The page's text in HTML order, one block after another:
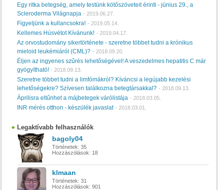
Egy ritka betegség, amely testünk kötőszöveteit érinti - június 29., a
Scleroderma Világnapja - 2019.06.27.
Figyeljünk a kullancsokra! - 2019.05.14.
Kellemes Húsvétot Kívánunk! - 2019.04.17.
Az orvostudomány sikertörténete - szeretne többet tudni a krónikus
mieloid leukémiáról (CML)? - 2018.09.20.
Éljen az ingyenes szűrés lehetőségével! A veszedelmes hepatitis C már
gyógyítható!- 2018.09.13.
Szeretne többet tudni a limfómákról? Kíváncsi a legújabb kezelési
lehetőségekre? Szívesen találkozna betegtársakkal? - 2018.09.13.
Áprilisra eltűnhet a májbetegek várólistája - 2018.03.05.
INR mérés otthon - készülék javaslat - 2018.03.01.
Legaktívabb felhasználók
bagoly04
Történetek: 35
Hozzászólások: 18
klmaan
Történetek: 31
Hozzászólások: 901